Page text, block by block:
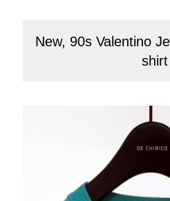
New, 90s Valentino
shirt